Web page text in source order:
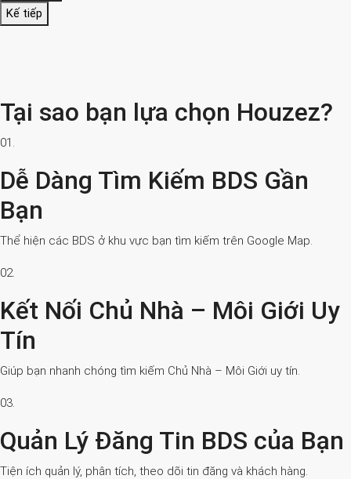
Kế tiếp
Tại sao bạn lựa chọn Houzez?
01.
Dễ Dàng Tìm Kiếm BDS Gần
Bạn
Thể hiện các BDS ở khu vực bạn tìm kiếm trên Google Map.
02.
Kết Nối Chủ Nhà – Môi Giới Uy
Tín
Giúp bạn nhanh chóng tìm kiếm Chủ Nhà – Môi Giới uy tín.
03.
Quản Lý Đăng Tin BDS của Bạn
Tiện ích quản lý, phân tích, theo dõi tin đăng và khách hàng.